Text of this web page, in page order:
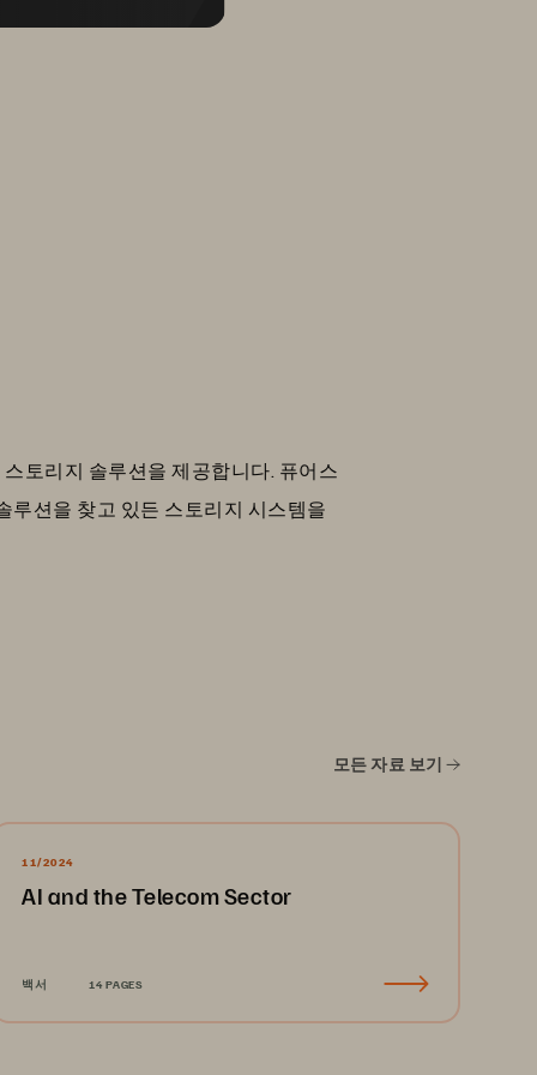
토리지 솔루션을 제공합니다. 퓨어스
루션을 찾고 있든 스토리지 시스템을
모든 자료 보기
11/2024
AI and the Telecom Sector
백서 14 PAGES